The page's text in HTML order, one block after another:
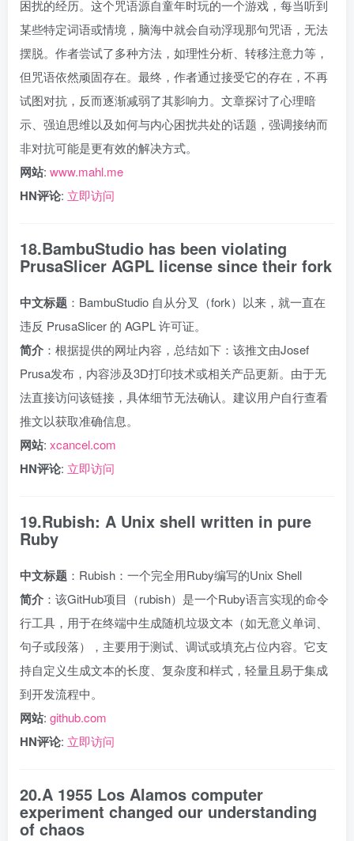
困扰的经历。这个咒语源自童年时玩的一个游戏，每当听到
某些特定词语或情境，脑海中就会自动浮现那句咒语，无法
摆脱。作者尝试了多种方法，如理性分析、转移注意力等，
但咒语依然顽固存在。最终，作者通过接受它的存在，不再
试图对抗，反而逐渐减弱了其影响力。文章探讨了心理暗
示、强迫思维以及如何与内心困扰共处的话题，强调接纳而
非对抗可能是更有效的解决方式。
网站: www.mahl.me
HN评论: 立即访问
18.BambuStudio has been violating
PrusaSlicer AGPL license since their fork
中文标题 ：BambuStudio 自从分叉（fork）以来，就一直在
违反 PrusaSlicer 的 AGPL 许可证。
简介 ：根据提供的网址内容，总结如下：该推文由Josef
Prusa发布，内容涉及3D打印技术或相关产品更新。由于无
法直接访问该链接，具体细节无法确认。建议用户自行查看
推文以获取准确信息。
网站: xcancel.com
HN评论: 立即访问
19.Rubish: A Unix shell written in pure
Ruby
中文标题 ：Rubish：一个完全用Ruby编写的Unix Shell
简介 ：该GitHub项目（rubish）是一个Ruby语言实现的命令
行工具，用于在终端中生成随机垃圾文本（如无意义单词、
句子或段落），主要用于测试、调试或填充占位内容。它支
持自定义生成文本的长度、复杂度和样式，轻量且易于集成
到开发流程中。
网站: github.com
HN评论: 立即访问
20.A 1955 Los Alamos computer
experiment changed our understanding
of chaos